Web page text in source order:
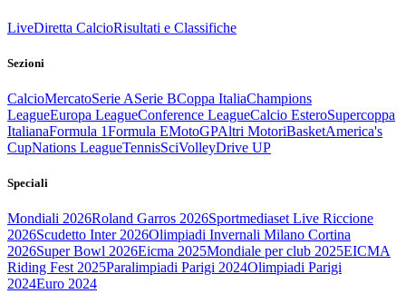
LiveDiretta CalcioRisultati e Classifiche
Sezioni
CalcioMercatoSerie ASerie BCoppa ItaliaChampions
LeagueEuropa LeagueConference LeagueCalcio EsteroSupercoppa
ItalianaFormula 1Formula EMotoGPAltri MotoriBasketAmerica's
CupNations LeagueTennisSciVolleyDrive UP
Speciali
Mondiali 2026Roland Garros 2026Sportmediaset Live Riccione
2026Scudetto Inter 2026Olimpiadi Invernali Milano Cortina
2026Super Bowl 2026Eicma 2025Mondiale per club 2025EICMA
Riding Fest 2025Paralimpiadi Parigi 2024Olimpiadi Parigi
2024Euro 2024